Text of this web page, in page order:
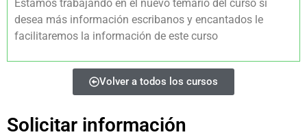
Estamos trabajando en el nuevo temario del curso si
desea más información escribanos y encantados le
facilitaremos la información de este curso
Volver a todos los cursos
Solicitar información